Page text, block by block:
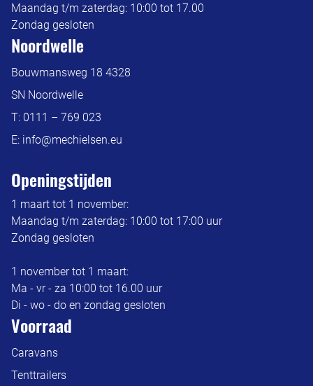
Maandag t/m zaterdag: 10:00 tot 17.00
Zondag gesloten
Noordwelle
Bouwmansweg 18 4328
SN Noordwelle
T: 0111 – 769 023
E: info@mechielsen.eu
Openingstijden
1 maart tot 1 november:
Maandag t/m zaterdag: 10:00 tot 17:00 uur
Zondag gesloten
1 november tot 1 maart:
Ma - vr - za 10:00 tot 16.00 uur
Di - wo - do en zondag gesloten
Voorraad
Caravans
Tenttrailers